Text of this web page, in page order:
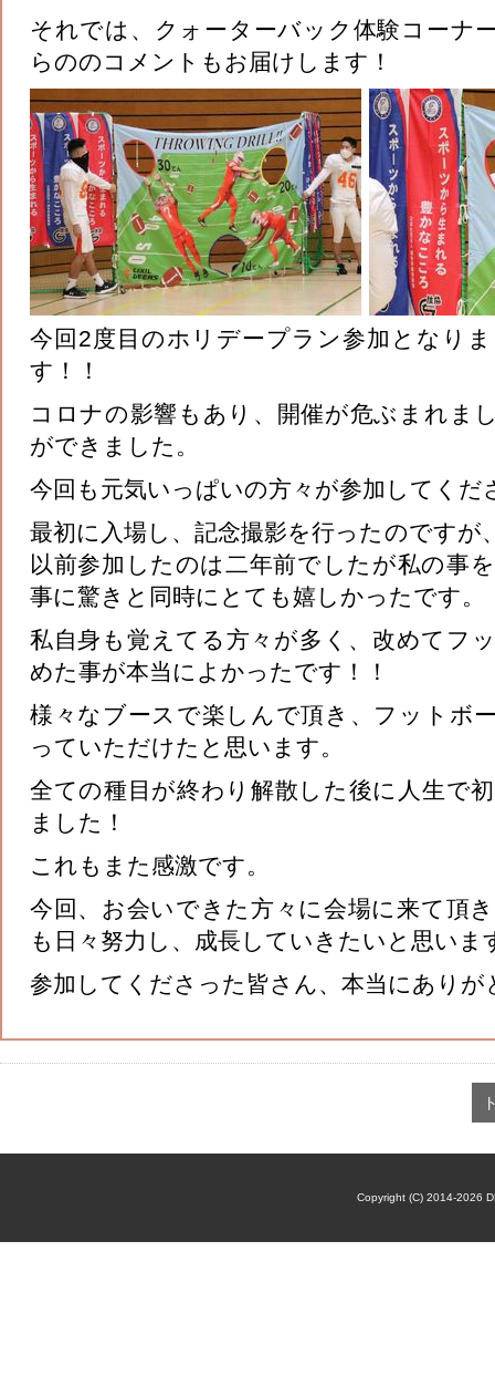
それでは、クォーターバック体験コーナ
らののコメントもお届けします！
今回2度目のホリデープラン参加となり
す！！
コロナの影響もあり、開催が危ぶまれま
ができました。
今回も元気いっぱいの方々が参加してくだ
最初に入場し、記念撮影を行ったのですが
以前参加したのは二年前でしたが私の事
事に驚きと同時にとても嬉しかったです。
私自身も覚えてる方々が多く、改めてフ
めた事が本当によかったです！！
様々なブースで楽しんで頂き、フットボ
っていただけたと思います。
全ての種目が終わり解散した後に人生で
ました！
これもまた感激です。
今回、お会いできた方々に会場に来て頂
も日々努力し、成長していきたいと思いま
参加してくださった皆さん、本当にあり
Copyright (C) 2014-2026